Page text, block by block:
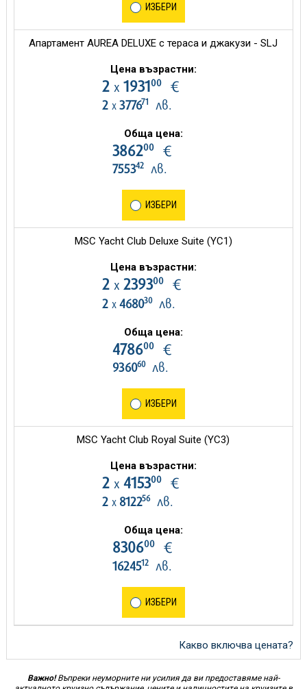
ИЗБЕРИ
Апартамент AUREA DELUXE с тераса и джакузи - SLJ
Цена възрастни:
2 х 193100€
2 х 377671 лв.
Обща цена:
386200€
755342лв.
ИЗБЕРИ
MSC Yacht Club Deluxe Suite (YC1)
Цена възрастни:
2 х 239300€
2 х 468030лв.
Обща цена:
478600€
936060лв.
ИЗБЕРИ
MSC Yacht Club Royal Suite (YC3)
Цена възрастни:
2 х 415300€
2 х 812256лв.
Обща цена:
830600€
1624512лв.
ИЗБЕРИ
Какво включва цената?
Важно!Въпреки неуморните ни усилия да ви предоставяме най-